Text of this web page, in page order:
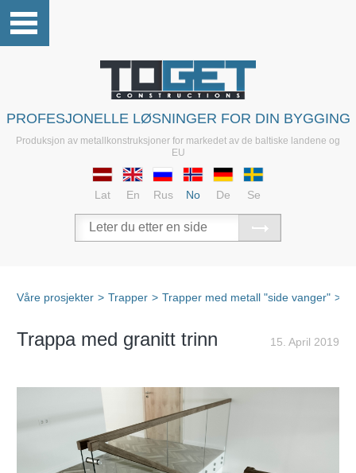
PROFESJONELLE LØSNINGER FOR DIN BYGGING
Produksjon av metallkonstruksjoner for markedet av de baltiske landene og
EU
Lat En Rus No De Se
Våre prosjekter > Trapper > Trapper med metall "side vanger" >
15. April 2019
Trappa med granitt trinn